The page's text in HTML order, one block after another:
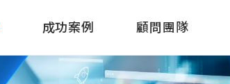
成功案例 顧問團隊